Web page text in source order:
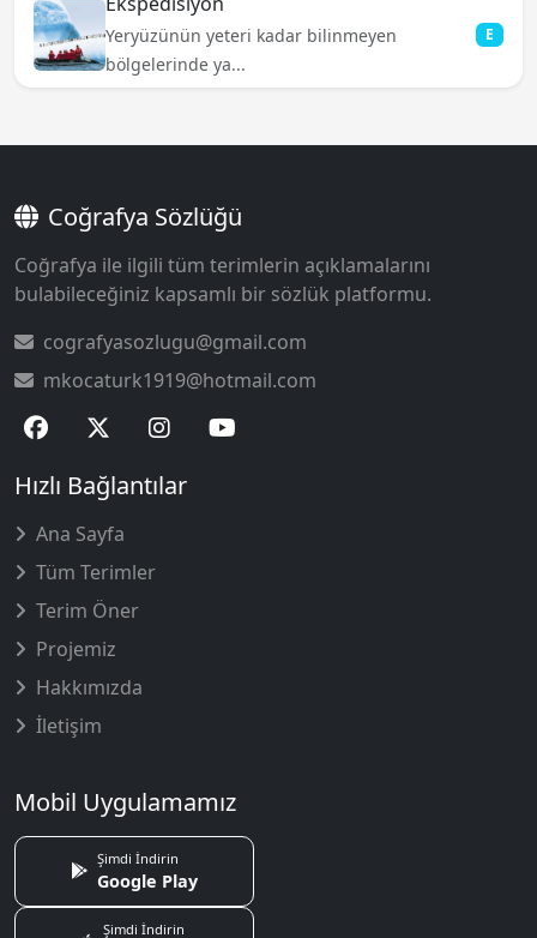
Yeryüzünün yeteri kadar bilinmeyen
bölgelerinde ya...
E
Coğrafya Sözlüğü
Coğrafya ile ilgili tüm terimlerin açıklamalarını
bulabileceğiniz kapsamlı bir sözlük platformu.
cografyasozlugu@gmail.com
mkocaturk1919@hotmail.com
Hızlı Bağlantılar
Ana Sayfa
Tüm Terimler
Terim Öner
Projemiz
Hakkımızda
İletişim
Mobil Uygulamamız
Şimdi İndirin
Google Play
Şimdi İndirin